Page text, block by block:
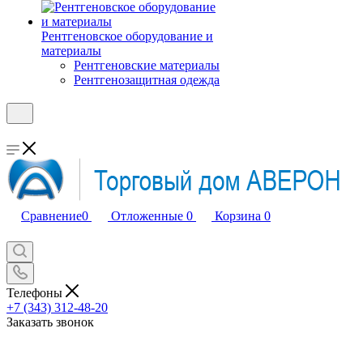
Рентгеновское оборудование и
материалы
Рентгеновские материалы
Рентгенозащитная одежда
Сравнение0 Отложенные 0 Корзина 0
Телефоны
+7 (343) 312-48-20
Заказать звонок